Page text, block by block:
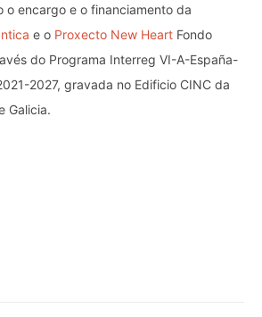
o encargo e o financiamento da
e o Proxecto New Heart Fondo
do Programa Interreg VI-A-España-
2027, gravada no Edificio CINC da
Galicia.